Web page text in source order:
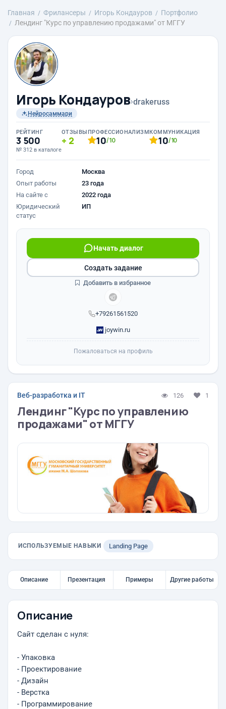
Главная Фрилансеры Игорь Кондауров
Портфолио
Лендинг "Курс по управлению продажами" от МГГУ
Игорь Кондауров›drakeruss
Нейросаммари
РЕЙТИНГ
3 500
№ 312 в каталоге
ОТЗЫВЫ
2
ПРОФЕССИОНАЛИЗМ
10/10
КОММУНИКАЦИЯ
10/10
Город
Москва
Опыт работы
23 года
На сайте с
2022 года
Юридический
статус
ИП
+79261561520
Начать диалог
joywin.ru
Создать задание
Добавить в избранное
Пожаловаться на профиль
Веб-разработка и IT 126 1
Лендинг "Курс по управлению
продажами" от МГГУ
ИСПОЛЬЗУЕМЫЕ НАВЫКИ Landing Page
Описание Презентация Примеры Другие работы
Описание
Сайт сделан с нуля:
- Упаковка
- Проектирование
- Дизайн
- Верстка
- Программирование